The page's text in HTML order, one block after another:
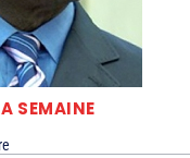
SEMAINE